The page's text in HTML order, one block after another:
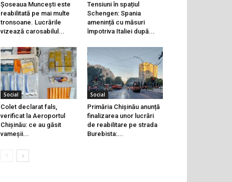
Șoseaua Muncești este
reabilitată pe mai multe
tronsoane. Lucrările
vizează carosabilul...
Tensiuni în spațiul
Schengen: Spania
amenință cu măsuri
împotriva Italiei după...
Social
Colet declarat fals,
verificat la Aeroportul
Chișinău: ce au găsit
vameșii...
Social
Primăria Chișinău anunță
finalizarea unor lucrări
de reabilitare pe strada
Burebista:...